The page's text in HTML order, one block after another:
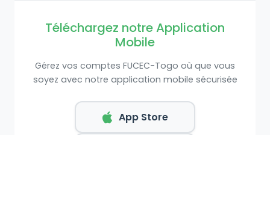
Téléchargez notre Application
Mobile
Gérez vos comptes FUCEC-Togo où que vous
soyez avec notre application mobile sécurisée
App Store